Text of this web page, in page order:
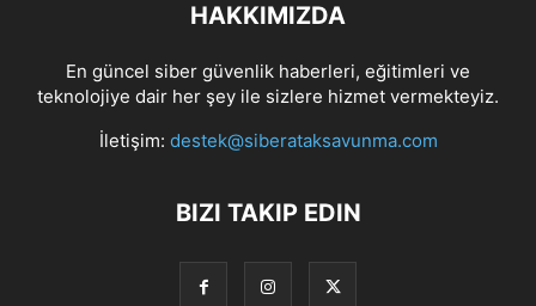
HAKKIMIZDA
En güncel siber güvenlik haberleri, eğitimleri ve
teknolojiye dair her şey ile sizlere hizmet vermekteyiz.
İletişim: destek@siberataksavunma.com
BIZI TAKIP EDIN